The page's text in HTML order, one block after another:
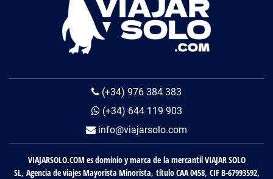
(+34) 976 384 383
(+34) 644 119 903
info@viajarsolo.com
VIAJARSOLO.COM es dominio y marca de la mercantil VIAJAR SOLO
SL, Agencia de viajes Mayorista Minorista, título CAA 0458, CIF B-67993592,